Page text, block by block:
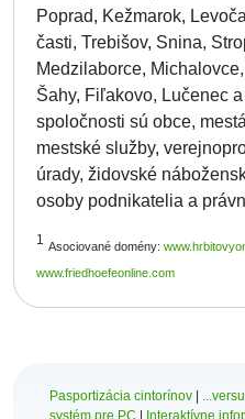
Poprad, Kežmarok,
časti, Trebišov, Snina,
Medzilaborce,
Šahy, Fiľakovo, Lučenec
spoločnosti sú obce,
mestské služby,
úrady, židovské
osoby podnikatelia a
1 Asociované domény:
www.friedhoefeonline.com
Pasportizácia cintorínov
systém pre PC
Interaktívne